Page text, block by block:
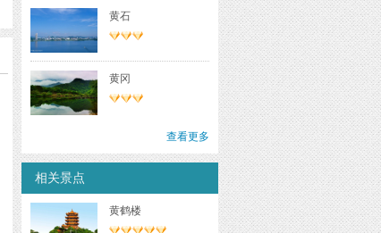
黄石
黄冈
查看更多
相关景点
黄鹤楼